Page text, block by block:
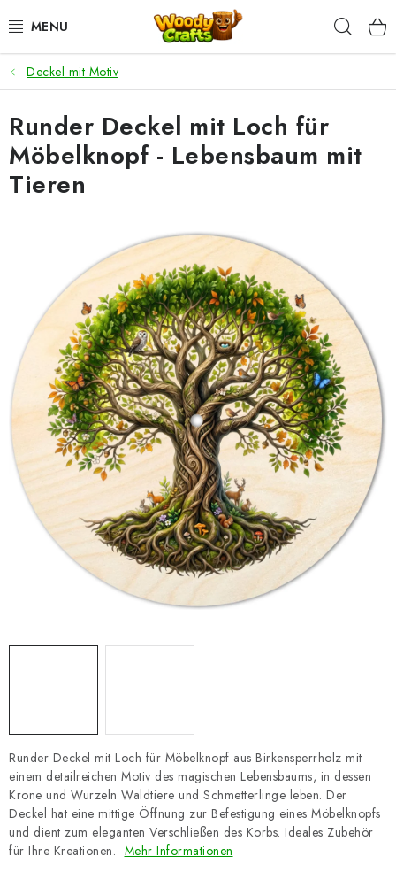
Inhalt
HÄKELN
FLECHTEN
BASTELSETS
WOODY GARN
WOODY PREMIUM 5 MM
Zahlung & Versand
Nachhaltigkeit
Rücksendungen und Reklamationen
Kontakt
AGB
Datenschutzerklärung
Impressum
Deckel mit Motiv
Runder Deckel mit Loch für Möbelknopf aus Birkensperrholz mit
einem detailreichen Motiv des magischen Lebensbaums, in dessen
Krone und Wurzeln Waldtiere und Schmetterlinge leben. Der
Deckel hat eine mittige Öffnung zur Befestigung eines Möbelknopfs
und dient zum eleganten Verschließen des Korbs. Ideales Zubehör
für Ihre Kreationen. Mehr Informationen
Runder Deckel mit Loch für
Möbelknopf - Lebensbaum mit
Tieren